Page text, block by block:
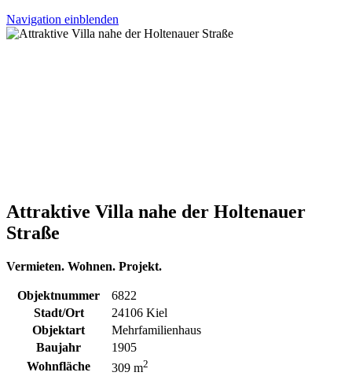
Navigation einblenden
Attraktive Villa nahe der Holtenauer
Straße
Vermieten. Wohnen. Projekt.
Objektnummer
6822
Stadt/Ort
24106 Kiel
Objektart
Mehrfamilienhaus
Baujahr
1905
Wohnfläche
309 m2